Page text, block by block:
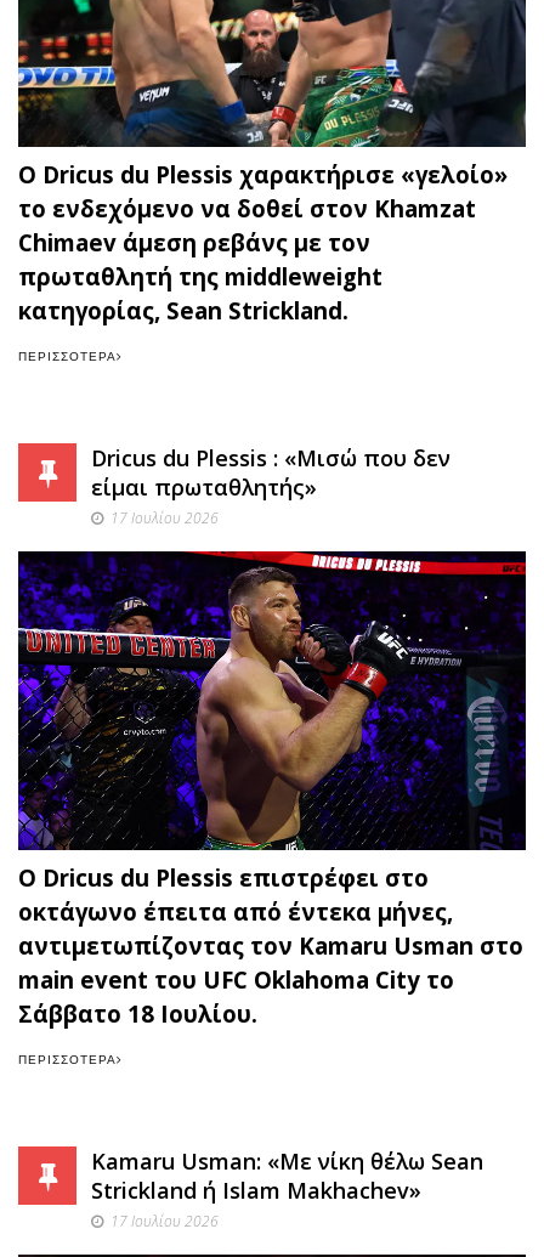
Ο Dricus du Plessis χαρακτήρισε «γελοίο»
το ενδεχόμενο να δοθεί στον Khamzat
Chimaev άμεση ρεβάνς με τον
πρωταθλητή της middleweight
κατηγορίας, Sean Strickland.
ΠΕΡΙΣΣΌΤΕΡΑ
Dricus du Plessis : «Μισώ που δεν
είμαι πρωταθλητής»
17 Ιουλίου 2026
Ο Dricus du Plessis επιστρέφει στο
οκτάγωνο έπειτα από έντεκα μήνες,
αντιμετωπίζοντας τον Kamaru Usman στο
main event του UFC Oklahoma City το
Σάββατο 18 Ιουλίου.
ΠΕΡΙΣΣΌΤΕΡΑ
Kamaru Usman: «Με νίκη θέλω Sean
Strickland ή Islam Makhachev»
17 Ιουλίου 2026